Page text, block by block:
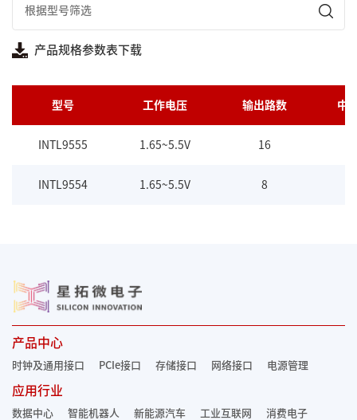
产品规格参数表下载
型号 工作电压 输出路数 中
INTL9555 1.65~5.5V 16
INTL9554 1.65~5.5V 8
产品中心
时钟及通用接口 PCIe接口 存储接口 网络接口 电源管理
应用行业
数据中心 智能机器人 新能源汽车 工业互联网
消费电子